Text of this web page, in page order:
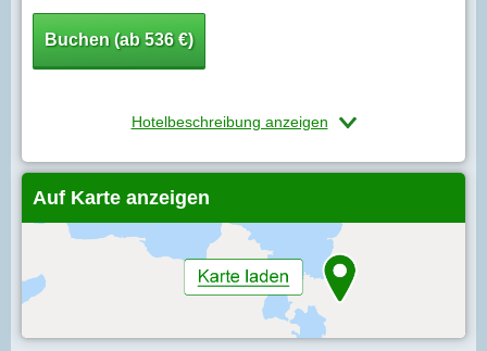
Buchen (ab 536 €)
Hotelbeschreibung anzeigen
Auf Karte anzeigen